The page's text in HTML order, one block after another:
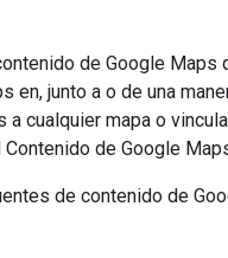
de Google
en, junto a o de una
cualquier mapa o
de Google
de contenido de